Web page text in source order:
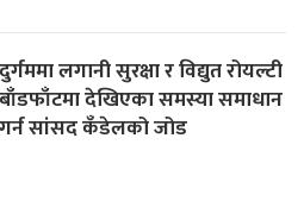
दुर्गममा लगानी सुरक्षा र विद्युत रोयल्टी
बाँडफाँटमा देखिएका समस्या समाधान
गर्न सांसद कँडेलको जोड